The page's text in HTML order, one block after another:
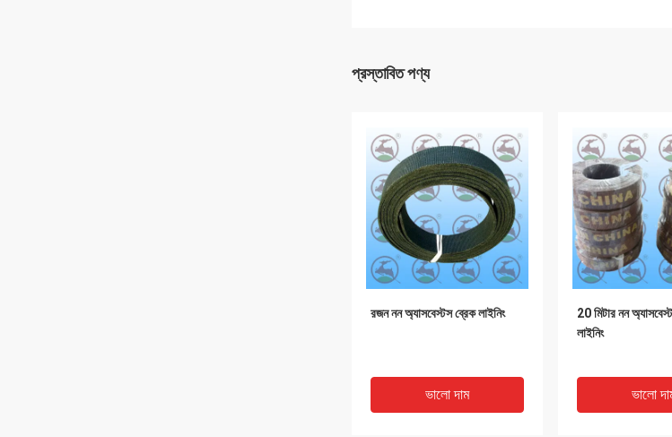
প্রস্তাবিত পণ্য
রজন নন অ্যাসবেস্টস ব্রেক লাইনিং
ভালো দাম
20 মিটার নন
লাইনিং
ভালো